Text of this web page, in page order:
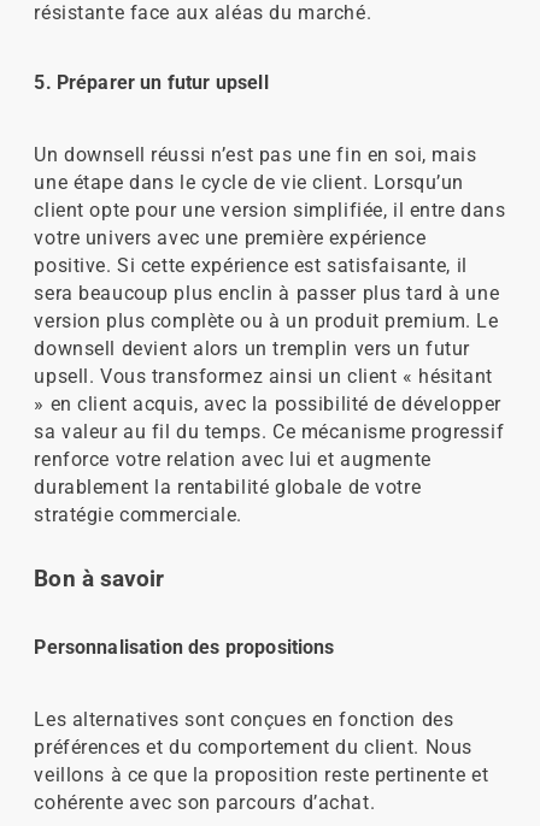
résistante face aux aléas du marché.
5. Préparer un futur upsell
Un downsell réussi n’est pas une fin en soi, mais
une étape dans le cycle de vie client. Lorsqu’un
client opte pour une version simplifiée, il entre dans
votre univers avec une première expérience
positive. Si cette expérience est satisfaisante, il
sera beaucoup plus enclin à passer plus tard à une
version plus complète ou à un produit premium. Le
downsell devient alors un tremplin vers un futur
upsell. Vous transformez ainsi un client « hésitant
» en client acquis, avec la possibilité de développer
sa valeur au fil du temps. Ce mécanisme progressif
renforce votre relation avec lui et augmente
durablement la rentabilité globale de votre
stratégie commerciale.
Bon à savoir
Personnalisation des propositions
Les alternatives sont conçues en fonction des
préférences et du comportement du client. Nous
veillons à ce que la proposition reste pertinente et
cohérente avec son parcours d’achat.